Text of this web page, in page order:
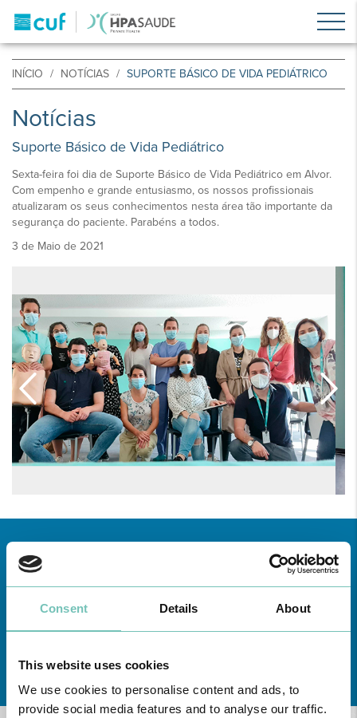
Consent Details About
This website uses cookies
We use cookies to personalise content and ads, to
provide social media features and to analyse our traffic.
INÍCIO NOTÍCIAS SUPORTE BÁSICO DE VIDA PEDIÁTRICO
Notícias
Suporte Básico de Vida Pediátrico
Sexta-feira foi dia de Suporte Básico de Vida Pediátrico em Alvor.
Com empenho e grande entusiasmo, os nossos profissionais
atualizaram os seus conhecimentos nesta área tão importante da
segurança do paciente. Parabéns a todos.
3 de Maio de 2021
Conheça todas as Unidades de saúde CUF